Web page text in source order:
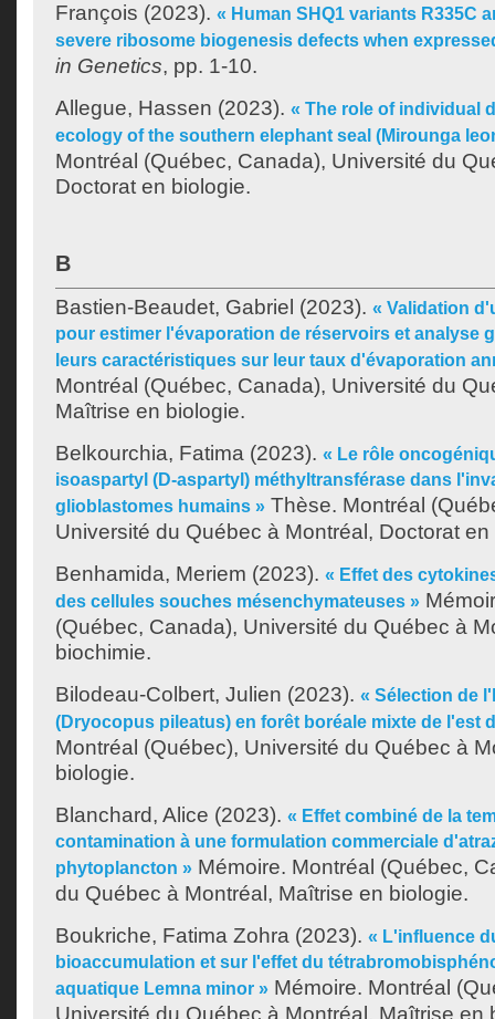
François (2023). « Human SHQ1 variants R335C
severe ribosome biogenesis defects when
in Genetics, pp. 1-10.
Allegue, Hassen (2023). « The role of individual
ecology of the southern elephant seal (Mirounga
Montréal (Québec, Canada), Université du
Doctorat en biologie.
B
Bastien-Beaudet, Gabriel (2023). « Validation
pour estimer l'évaporation de réservoirs et analyse
leurs caractéristiques sur leur taux d'évaporation
Montréal (Québec, Canada), Université du
Maîtrise en biologie.
Belkourchia, Fatima (2023). « Le rôle
isoaspartyl (D-aspartyl) méthyltransférase dans
glioblastomes humains » Thèse. Montréal
Université du Québec à Montréal, Doctorat
Benhamida, Meriem (2023). « Effet des
des cellules souches mésenchymateuses »
(Québec, Canada), Université du Québec à
biochimie.
Bilodeau-Colbert, Julien (2023). « Sélection de
(Dryocopus pileatus) en forêt boréale mixte de l'est
Montréal (Québec), Université du Québec à
biologie.
Blanchard, Alice (2023). « Effet combiné de la
contamination à une formulation commerciale
phytoplancton » Mémoire. Montréal (Québec,
du Québec à Montréal, Maîtrise en biologie.
Boukriche, Fatima Zohra (2023). « L'influence
bioaccumulation et sur l'effet du
aquatique Lemna minor » Mémoire. Montréal
Université du Québec à Montréal, Maîtrise en